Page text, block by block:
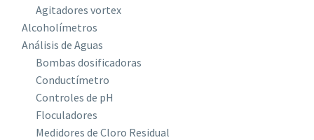
Agitadores vortex
Alcoholímetros
Análisis de Aguas
Bombas dosificadoras
Conductímetro
Controles de pH
Floculadores
Medidores de Cloro Residual